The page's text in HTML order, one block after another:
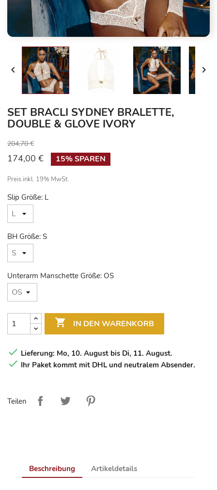
 
SET BRACLI SYDNEY BRALETTE,
DOUBLE & GLOVE IVORY
204,70 €
174,00 € 15% SPAREN
Preis inkl. 19% MwSt.
Slip Größe: L
BH Größe: S
Unterarm Manschette Größe: OS
 IN DEN WARENKORB
 Lieferung: Mo, 10. August bis Di, 11. August.
 Ihr Paket kommt mit DHL und neutralem Absender.
Teilen
Beschreibung Artikeldetails